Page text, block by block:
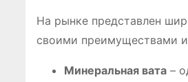
На рынке представлен
своими преимуществами и
Минеральная вата –